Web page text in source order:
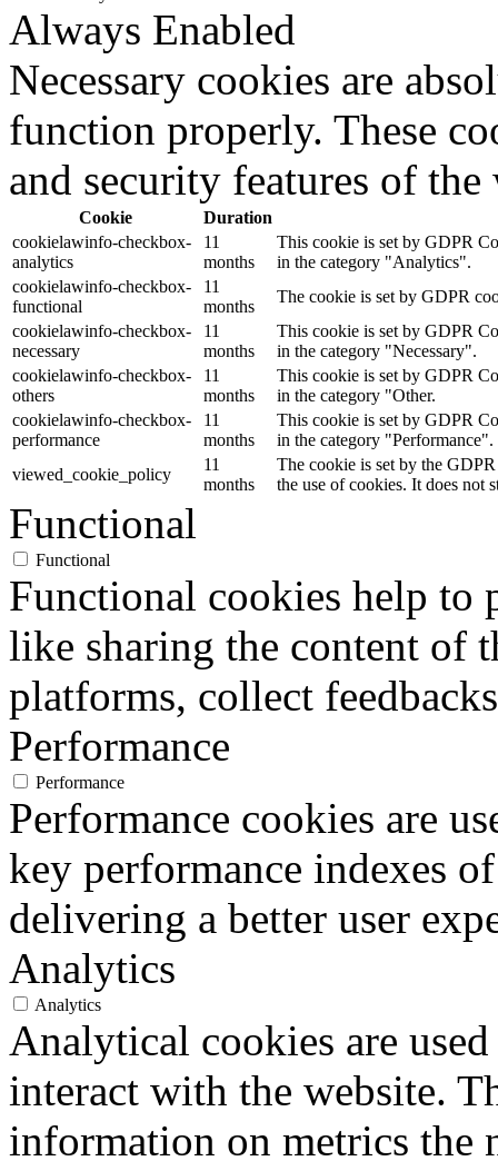
Always Enabled
Necessary cookies are
function properly. These
and security features of
Cookie
Duration
cookielawinfo-checkbox-
analytics
11
months
This cookie is set by GDPR
in the category "Analytics".
cookielawinfo-checkbox-
functional
11
months
The cookie is set by GDPR
cookielawinfo-checkbox-
necessary
11
months
This cookie is set by GDPR
in the category "Necessary".
cookielawinfo-checkbox-
others
11
months
This cookie is set by GDPR
in the category "Other.
cookielawinfo-checkbox-
performance
11
months
This cookie is set by GDPR
in the category "Performance".
viewed_cookie_policy
11
months
The cookie is set by the
the use of cookies. It does not
Functional
Functional
Functional cookies help to
like sharing the content of
platforms, collect
Performance
Performance
Performance cookies are
key performance indexes
delivering a better user
Analytics
Analytics
Analytical cookies are
interact with the website.
information on metrics the